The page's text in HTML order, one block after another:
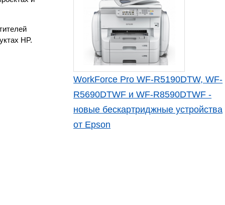
HP.
WorkForce Pro WF-R5190DTW, WF-
R5690DTWF и WF-R8590DTWF -
новые бескартриджные устройства
от Epson